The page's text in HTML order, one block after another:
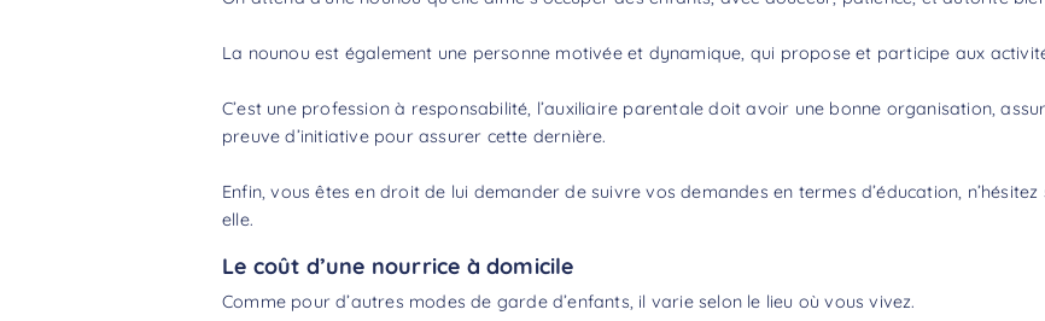
La nounou est également une personne motivée et dynamique, qui propose et participe aux
C’est une profession à responsabilité, l’auxiliaire parentale doit avoir une bonne organisation,
preuve d’initiative pour assurer cette dernière.
Enfin, vous êtes en droit de lui demander de suivre vos demandes en termes d’éducation,
elle.
Le coût d’une nourrice à domicile
Comme pour d’autres modes de garde d’enfants, il varie selon le lieu où vous vivez.